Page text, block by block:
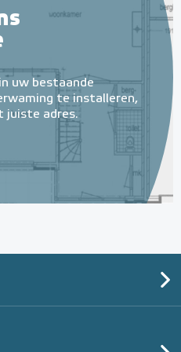
uw bestaande
te installeren,
juiste adres.